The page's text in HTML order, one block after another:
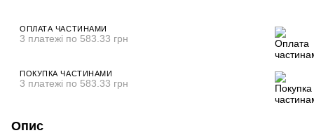
ОПЛАТА ЧАСТИНАМИ
3 платежі по 583.33 грн
ПОКУПКА ЧАСТИНАМИ
3 платежі по 583.33 грн
Опис